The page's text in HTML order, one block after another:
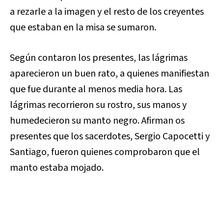
a rezarle a la imagen y el resto de los creyentes
que estaban en la misa se sumaron.
Según contaron los presentes, las lágrimas
aparecieron un buen rato, a quienes manifiestan
que fue durante al menos media hora. Las
lágrimas recorrieron su rostro, sus manos y
humedecieron su manto negro. Afirman os
presentes que los sacerdotes, Sergio Capocetti y
Santiago, fueron quienes comprobaron que el
manto estaba mojado.